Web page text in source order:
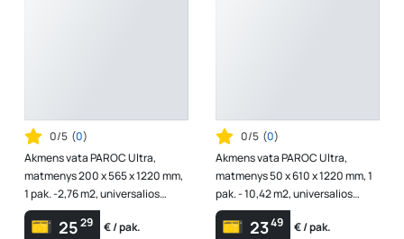
0/5 (0)
Akmens vata PAROC Ultra,
matmenys 200 x 565 x 1220 mm,
1 pak. -2,76 m2, universalios
vatos plokštės, 8577652
2529 € / pak.
0/5 (0)
Akmens vata PAROC Ultra,
matmenys 50 x 610 x 1220 mm, 1
pak. - 10,42 m2, universalios
vatos plokštės, 8577641
2349 € / pak.